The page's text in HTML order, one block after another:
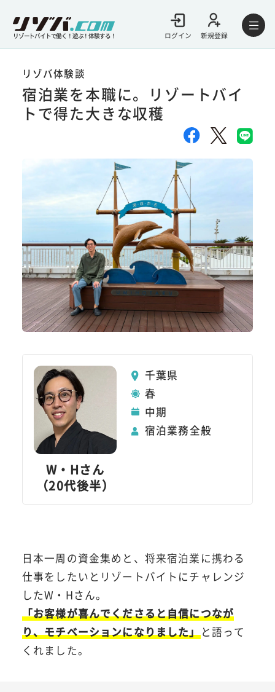
リゾートバイトで働く！遊ぶ！体験する！ ログイン 新規登録
リゾバ体験談
宿泊業を本職に。リゾートバイ
トで得た大きな収穫
W・Hさん
（20代後半）
千葉県
春
中期
宿泊業務全般
日本一周の資金集めと、将来宿泊業に携わる
仕事をしたいとリゾートバイトにチャレンジ
したW・Hさん。
「お客様が喜んでくださると自信につなが
り、モチベーションになりました」と語って
くれました。